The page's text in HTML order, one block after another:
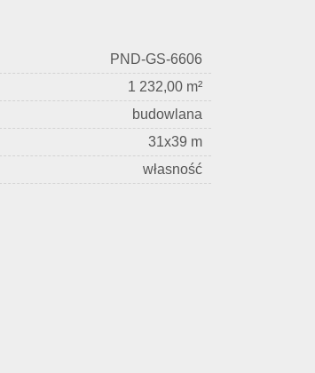
PND-GS-6606
1 232,00 m²
budowlana
31x39 m
własność